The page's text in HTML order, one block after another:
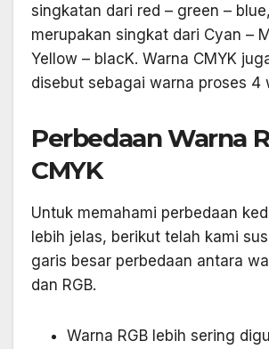
singkatan dari red – green –
merupakan singkat dari Cyan –
Yellow – blacK. Warna CMYK
disebut sebagai warna proses 4
Perbedaan Warna
CMYK
Untuk memahami perbedaan
lebih jelas, berikut telah kami
garis besar perbedaan antara
dan RGB.
Warna RGB lebih sering